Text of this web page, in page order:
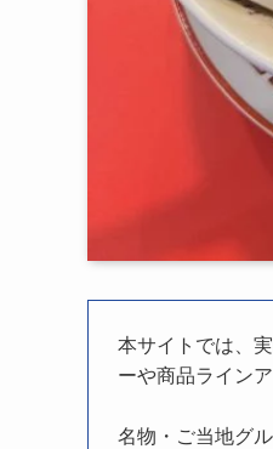
本サイトでは、
ーや商品ライン
名物・ご当地グ